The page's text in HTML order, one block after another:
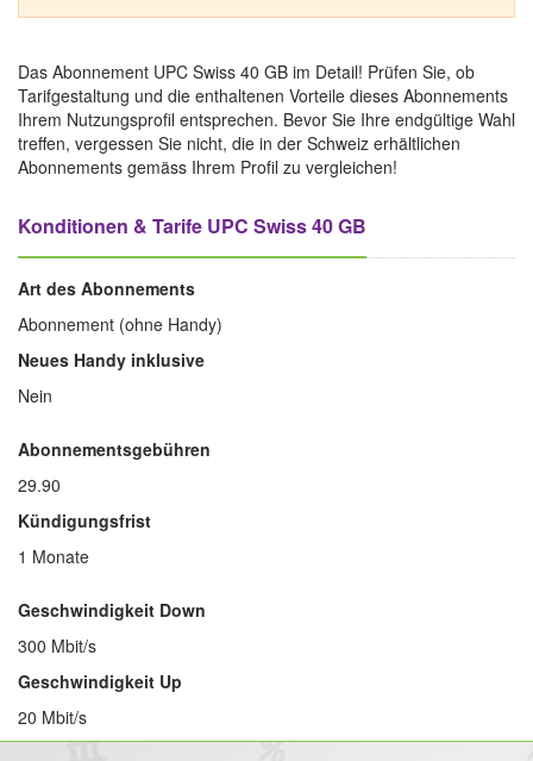
Das Abonnement UPC Swiss 40 GB im Detail! Prüfen Sie, ob
Tarifgestaltung und die enthaltenen Vorteile dieses Abonnements
Ihrem Nutzungsprofil entsprechen. Bevor Sie Ihre endgültige Wahl
treffen, vergessen Sie nicht, die in der Schweiz erhältlichen
Abonnements gemäss Ihrem Profil zu vergleichen!
Konditionen & Tarife UPC Swiss 40 GB
Art des Abonnements
Abonnement (ohne Handy)
Neues Handy inklusive
Nein
Abonnementsgebühren
29.90
Kündigungsfrist
1 Monate
Geschwindigkeit Down
300 Mbit/s
Geschwindigkeit Up
20 Mbit/s